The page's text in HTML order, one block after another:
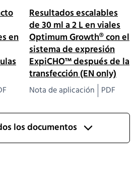
en
Resultados escalables
de 30 ml a 2 L en viales
Optimum Growth® con el
sistema de expresión
ExpiCHO™ después de la
transfección (EN only)
Nota de aplicación PDF
los documentos